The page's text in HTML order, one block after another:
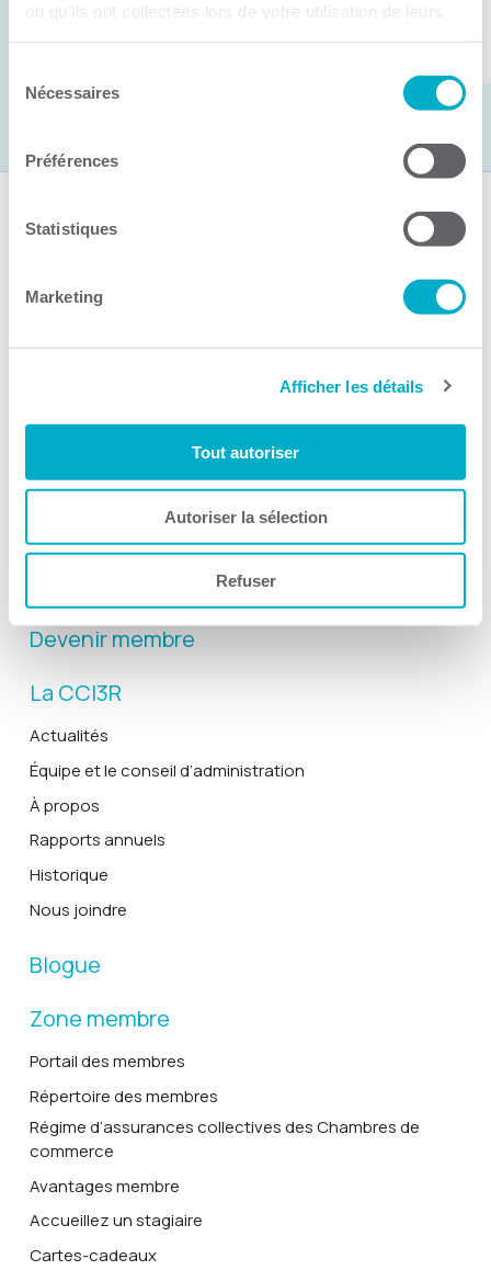
ou qu'ils ont collectées lors de votre utilisation de leurs
Nécessaires
Préférences
Statistiques
Marketing
Afficher les détails
Tout autoriser
Autoriser la sélection
Refuser
Suivez-nous
Gala Radisson
Solutions RH
Devenir membre
La CCI3R
Actualités
Équipe et le conseil d’administration
À propos
Rapports annuels
Historique
Nous joindre
Blogue
Zone membre
Portail des membres
Répertoire des membres
Régime d’assurances collectives des Chambres de
commerce
Avantages membre
Accueillez un stagiaire
Cartes-cadeaux